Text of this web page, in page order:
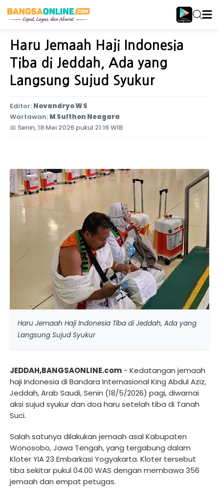
Home Internasional
Haru Jemaah Haji Indonesia
Tiba di Jeddah, Ada yang
Langsung Sujud Syukur
Editor: Novandryo W S
Wartawan: M Sulthon Neagara
📅 Senin, 18 Mei 2026 pukul 21:16 WIB
Haru Jemaah Haji Indonesia Tiba di Jeddah, Ada yang
Langsung Sujud Syukur
JEDDAH,BANGSAONLINE.com - Kedatangan jemaah
haji Indonesia di Bandara Internasional King Abdul Aziz,
Jeddah, Arab Saudi, Senin (18/5/2026) pagi, diwarnai
aksi sujud syukur dan doa haru setelah tiba di Tanah
Suci.
Salah satunya dilakukan jemaah asal Kabupaten
Wonosobo, Jawa Tengah, yang tergabung dalam
Kloter YIA 23 Embarkasi Yogyakarta. Kloter tersebut
tiba sekitar pukul 04.00 WAS dengan membawa 356
jemaah dan empat petugas.